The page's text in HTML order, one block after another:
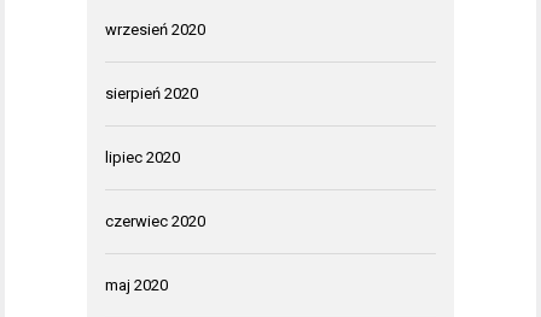
wrzesień 2020
sierpień 2020
lipiec 2020
czerwiec 2020
maj 2020